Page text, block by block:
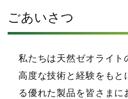
ごあいさつ
私たちは天然ゼオライト
高度な技術と経験をもと
る優れた製品を皆さまに